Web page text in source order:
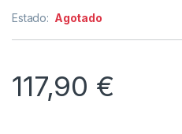
Estado: Agotado
117,90 €